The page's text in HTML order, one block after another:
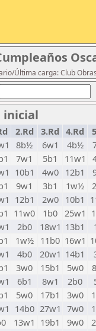
Última carga: Club
inicial
2.Rd 3.Rd 4.Rd
8b½ 6w1 4b½
7w1 5b1 11w1
10b1 4w0 12b1
9w1 3b1 1w½
12b1 2w0 10b1
11w0 1b0 25w1
2b0 18w1 13b1
1w½ 11b0 16w1
4b0 20w1 14b1
3w0 15b1 5w0
6b1 8w1 2b0
5w0 17b1 3w0
14b0 27w1 7w0
13w1 19b1 9w0